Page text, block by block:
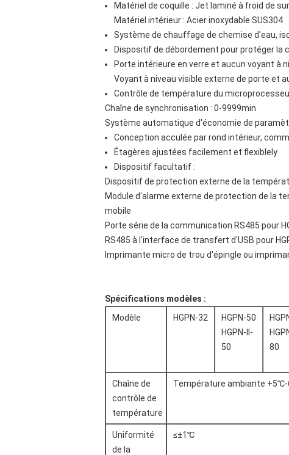
Matériel de coquille : Jet laminé à froid de
Matériel intérieur : Acier inoxydable SUS304
Système de chauffage de chemise d'eau,
Dispositif de débordement pour protéger la
Porte intérieure en verre et aucun voyant à
Voyant à niveau visible externe de porte et
Contrôle de température du
Chaîne de synchronisation : 0-9999min
Système automatique d'économie de
Conception acculée par rond intérieur,
Étagères ajustées facilement et flexiblely
Dispositif facultatif :
Dispositif de protection externe de la
Module d'alarme externe de protection de la
mobile
Porte série de la communication RS485 pour
RS485 à l'interface de transfert d'USB pour
Imprimante micro de trou d'épingle ou
Spécifications modèles :
Modèle
HGPN-32
HGPN-50
HGPN-II-
50
80
Chaîne de
contrôle de
température
Température ambiante
Uniformité
de la
≤±1℃